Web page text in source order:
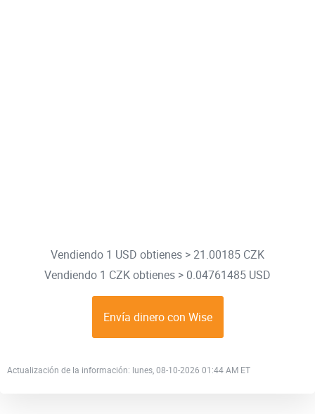
Vendiendo 1 USD obtienes > 21.00185 CZK
Vendiendo 1 CZK obtienes > 0.04761485 USD
Envía dinero con Wise
Actualización de la información: lunes, 08-10-2026 01:44 AM ET